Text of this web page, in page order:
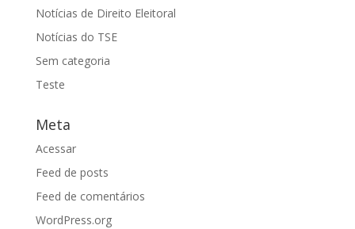
Notícias de Direito Eleitoral
Notícias do TSE
Sem categoria
Teste
Meta
Acessar
Feed de posts
Feed de comentários
WordPress.org